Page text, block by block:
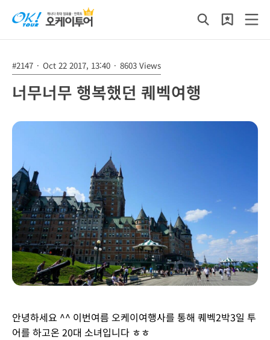
#2147 · Oct 22 2017, 13:40 · 8603 Views
너무너무 행복했던 퀘벡여행
안녕하세요 ^^ 이번여름 오케이여행사를 통해 퀘벡2박3일 투
어를 하고온 20대 소녀입니다 ㅎㅎ